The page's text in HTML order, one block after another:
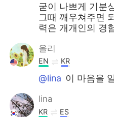
굳이 나쁘게 기분
그때 깨우쳐주면
력은 개개인의 경
올리
EN KR
@lina 이 마음을
lina
KR ES